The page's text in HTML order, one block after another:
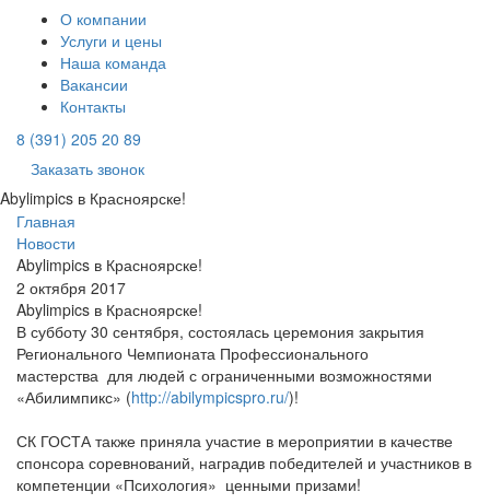
О компании
Услуги и цены
Наша команда
Вакансии
Контакты
8 (391) 205 20 89
Заказать звонок
Abylimpics в Красноярске!
Главная
Новости
Abylimpics в Красноярске!
2 октября 2017
Abylimpics в Красноярске!
В субботу 30 сентября, состоялась церемония закрытия
Регионального Чемпионата Профессионального
мастерства для людей с ограниченными возможностями
«Абилимпикс» (http://abilympicspro.ru/)!
СК ГОСТА также приняла участие в мероприятии в качестве
спонсора соревнований, наградив победителей и участников в
компетенции «Психология» ценными призами!